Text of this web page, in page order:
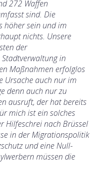
272 Waffen
sind. Die
höher sein und im
nichts. Unsere
der
in
Maßnahmen erfolglos
Ursache auch nur im
denn auch nur zu
ausruft, der hat bereits
mich ist ein solches
Hilfeschrei nach Brüssel
in der Migrationspolitik
und eine Null-
müssen die